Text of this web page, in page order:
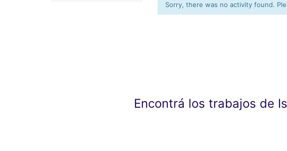
Sorry, there was no activity found.
Encontrá los trabajos de